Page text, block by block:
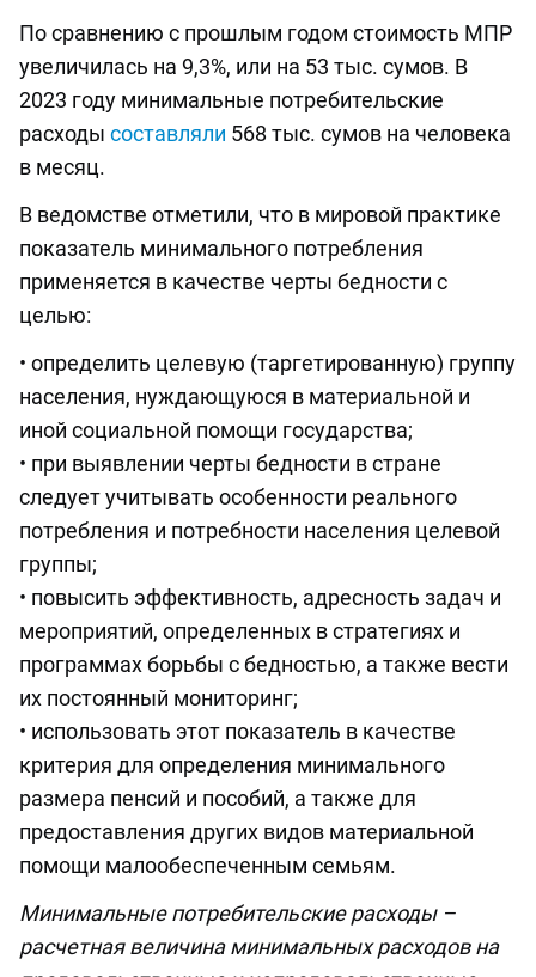
По сравнению с прошлым годом стоимость МПР
увеличилась на 9,3%, или на 53 тыс. сумов. В
2023 году минимальные потребительские
расходы составляли 568 тыс. сумов на человека
в месяц.
В ведомстве отметили, что в мировой практике
показатель минимального потребления
применяется в качестве черты бедности с
целью:
• определить целевую (таргетированную) группу
населения, нуждающуюся в материальной и
иной социальной помощи государства;
• при выявлении черты бедности в стране
следует учитывать особенности реального
потребления и потребности населения целевой
группы;
• повысить эффективность, адресность задач и
мероприятий, определенных в стратегиях и
программах борьбы с бедностью, а также вести
их постоянный мониторинг;
• использовать этот показатель в качестве
критерия для определения минимального
размера пенсий и пособий, а также для
предоставления других видов материальной
помощи малообеспеченным семьям.
Минимальные потребительские расходы –
расчетная величина минимальных расходов на